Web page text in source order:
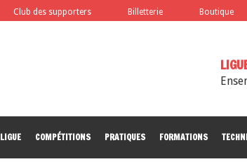
Club des supporters Billetterie Boutique
LIGUE COMPÉTITIONS PRATIQUES FORMATIONS